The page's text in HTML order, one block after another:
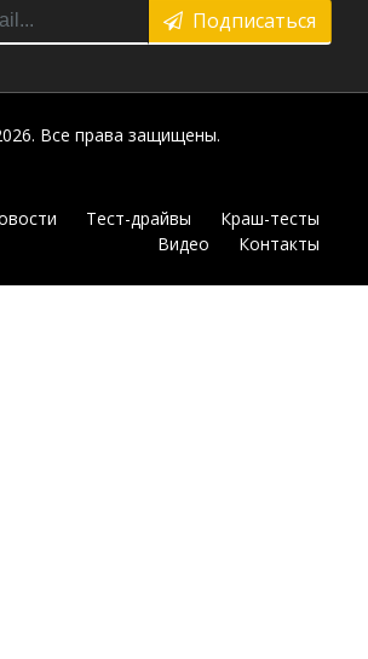
Подписаться
Все права защищены.
Тест-драйвы
Краш-тесты
Видео
Контакты